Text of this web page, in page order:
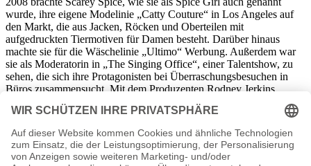
wurde, ihre eigene Modelinie „Catty Couture“ in Los Angeles auf
den Markt, die aus Jacken, Röcken und Oberteilen mit
aufgedruckten Tiermotiven für Damen besteht. Darüber hinaus
machte sie für die Wäschelinie „Ultimo“ Werbung. Außerdem war
sie als Moderatorin in „The Singing Office“, einer Talentshow, zu
sehen, die sich ihre Protagonisten bei Überraschungsbesuchen in
Büros zusammensucht. Mit dem Produzenten Rodney Jerkins
begann sie 2008 zudem an einem dritten Album zu arbeiten und
veröffentlichte eine Fitness-DVD.
n.n.v.
Melanie Brown Seiten, Steckbrief etc.
www.melaniebrown.com- Die offizielle Homepage von Melanie